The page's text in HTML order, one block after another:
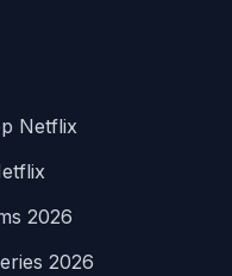
Netflix
2026
2026